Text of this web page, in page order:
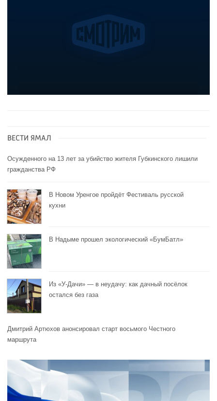
ВЕСТИ ЯМАЛ
Осужденного на 13 лет за убийство жителя Губкинского лишили
гражданства РФ
В Новом Уренгое пройдёт Фестиваль русской
кухни
В Надыме прошел экологический «БумБатл»
Из «У-Дачи» — в неудачу: как дачный посёлок
остался без газа
Дмитрий Артюхов анонсировал старт восьмого Честного
маршрута